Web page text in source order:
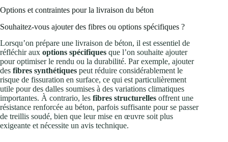
Options et contraintes pour la livraison du béton
Souhaitez-vous ajouter des fibres ou options spécifiques ?
Lorsqu’on prépare une livraison de béton, il est essentiel de
réfléchir aux options spécifiques que l’on souhaite ajouter
pour optimiser le rendu ou la durabilité. Par exemple, ajouter
des fibres synthétiques peut réduire considérablement le
risque de fissuration en surface, ce qui est particulièrement
utile pour des dalles soumises à des variations climatiques
importantes. À contrario, les fibres structurelles offrent une
résistance renforcée au béton, parfois suffisante pour se passer
de treillis soudé, bien que leur mise en œuvre soit plus
exigeante et nécessite un avis technique.